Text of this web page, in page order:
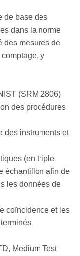
de base des
dans la norme
des mesures de
comptage, y
(SRM 2806)
des procédures
des instruments et
(en triple
échantillon afin de
les données de
coïncidence et les
Medium Test